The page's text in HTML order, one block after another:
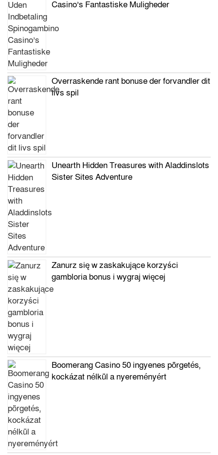
Casino’s Fantastiske Muligheder
Overraskende rant bonuse der forvandler dit
livs spil
Unearth Hidden Treasures with Aladdinslots
Sister Sites Adventure
Zanurz się w zaskakujące korzyści
gambloria bonus i wygraj więcej
Boomerang Casino 50 ingyenes pörgetés,
kockázat nélkül a nyereményért